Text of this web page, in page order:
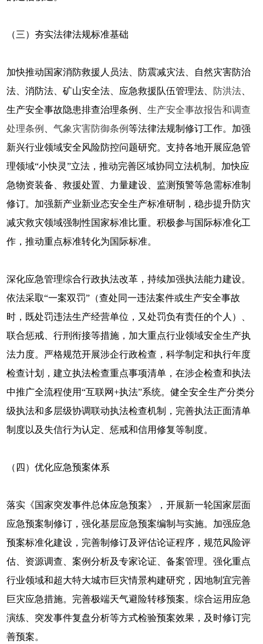
（三）夯实法律法规标准基础
加快推动国家消防救援人员法、防震减灾法、自然灾害防治
法、消防法、矿山安全法、应急救援队伍管理法、
防洪法、
生产安全事故隐患排查治理条例、生产安全事故报告和调查
处理条例 、气象灾害防御条例等法律法规制修订工作。加强
新兴行业领域安全风险防控问题研究。支持各地开展应急管
理领域“小快灵”立法，推动完善区域协同立法机制。加快应
急物资装备、救援处置、力量建设、监测预警等急需标准制
修订。加强新产业新业态安全生产标准研制，稳步提升防灾
减灾救灾领域强制性国家标准比重。积极参与国际标准化工
作，推动重点标准转化为国际标准。
深化应急管理综合行政执法改革，持续加强执法能力建设。
依法采取“一案双罚”（查处同一违法案件或生产安全事故
时，既处罚违法生产经营单位，又处罚负有责任的个人）、
联合惩戒、行刑衔接等措施，加大重点行业领域安全生产执
法力度。严格规范开展涉企行政检查，科学制定和执行年度
检查计划，建立执法检查重点事项清单，在涉企检查和执法
中推广全流程使用“互联网+执法”系统。健全安全生产分类分
级执法和多层级协调联动执法检查机制，完善执法正面清单
制度以及失信行为认定、惩戒和信用修复等制度。
（四）优化应急预案体系
落实《国家突发事件总体应急预案》，开展新一轮国家层面
应急预案制修订，强化基层应急预案编制与实施。加强应急
预案标准化建设，完善制修订及评估论证程序，规范风险评
估、资源调查、案例分析及专家论证、备案管理。强化重点
行业领域和超大特大城市巨灾情景构建研究，因地制宜完善
巨灾应急措施。完善极端天气避险转移预案。综合运用应急
演练、突发事件复盘分析等方式检验预案效果，及时修订完
善预案。